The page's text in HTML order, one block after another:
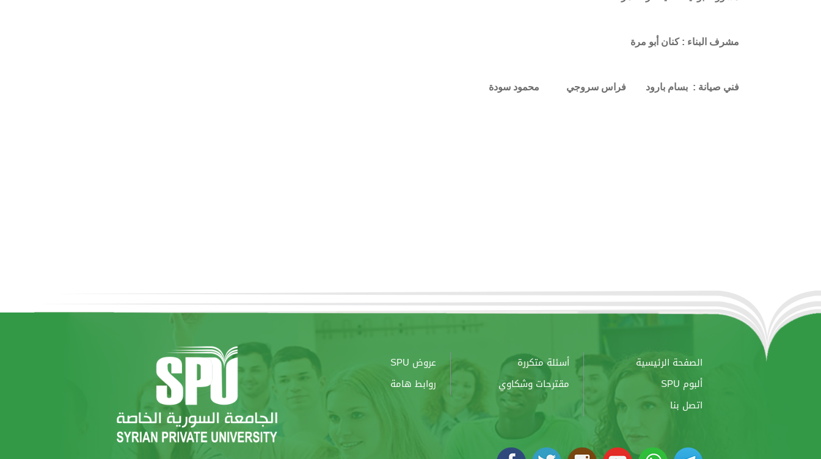
مشرف البناء : كنان أبو مرة
فني صيانة : بسام بارود فراس سروجي محمود سودة
الصفحة الرئيسية أسئلة متكررة
عروض SPU
ألبوم SPU
مقترحات وشكاوي
روابط هامة
اتصل بنا